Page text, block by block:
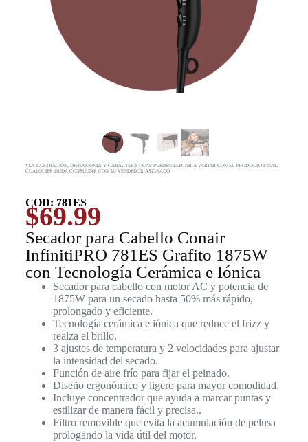
*LA ILUSTRACIÓN, DIMENSIONES Y CARACTERISTICAS PUEDEN LLEGAR A VARIAR CON EL PRODUCTO FINAL,
CUALQUIER DUDA CONSULTAR CON SU VENDEDOR ASIGNADO
COD: 781ES
$69.99
Secador para Cabello Conair
InfinitiPRO 781ES Grafito 1875W
con Tecnología Cerámica e Iónica
Secador para cabello con motor AC y potencia de
1875W para un secado hasta 50% más rápido,
prolongado y eficiente.
Tecnología cerámica e iónica que reduce el frizz y
realza el brillo.
3 ajustes de temperatura y 2 velocidades para ajustar
la intensidad del secado.
Función de aire frío para fijar el peinado.
Diseño ergonómico y ligero para mayor comodidad.
Incluye concentrador que ayuda a marcar puntas y
estilizar de manera fácil y precisa..
Filtro removible que evita la acumulación de pelusa
prologando la vida útil del motor.